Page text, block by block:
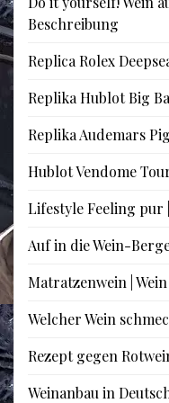
Beschreibung
Replica Rolex
Replika Hublot Big
Replika Audemars
Hublot Vendome
Lifestyle Feeling pur
Auf in die Wein-
Matratzenwein |
Welcher Wein
Rezept gegen
Weinanbau in